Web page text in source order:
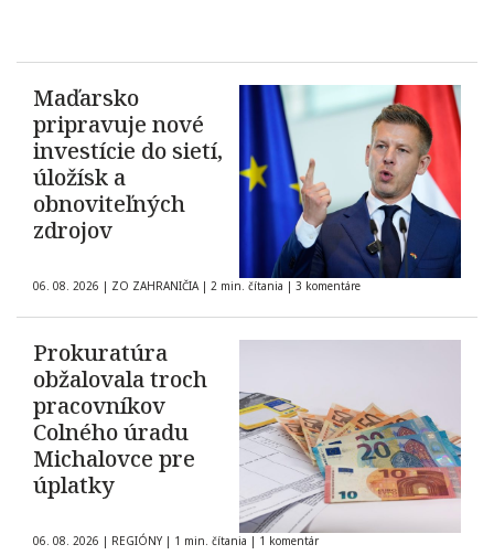
Maďarsko
pripravuje nové
investície do sietí,
úložísk a
obnoviteľných
zdrojov
06. 08. 2026 | ZO ZAHRANIČIA | 2 min. čítania | 3 komentáre
Prokuratúra
obžalovala troch
pracovníkov
Colného úradu
Michalovce pre
úplatky
06. 08. 2026 | REGIÓNY | 1 min. čítania | 1 komentár